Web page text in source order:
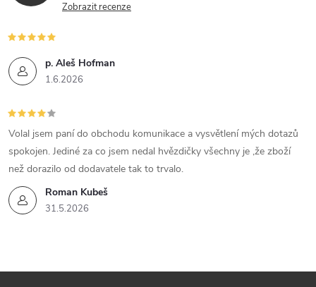
Zobrazit recenze
p. Aleš Hofman
1.6.2026
Roman Kubeš
31.5.2026
Volal jsem paní do obchodu komunikace a vysvětlení mých dotazů
spokojen. Jediné za co jsem nedal hvězdičky všechny je ,že zboží
než dorazilo od dodavatele tak to trvalo.